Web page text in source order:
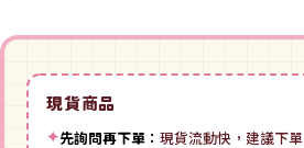
現貨商品
✦先詢問再下單： 現貨流動快，建議下單